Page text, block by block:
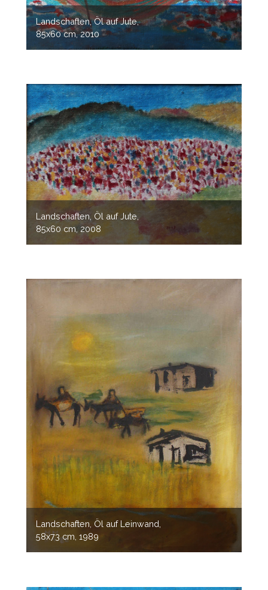
Landschaften, Öl auf Jute,
85x60 cm, 2010
Landschaften, Öl auf Jute,
85x60 cm, 2008
Landschaften, Öl auf Leinwand,
58x73 cm, 1989